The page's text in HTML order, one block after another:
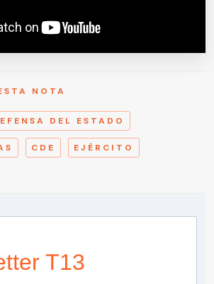
NOTA
DEL ESTADO
CDE EJÉRCITO
T13